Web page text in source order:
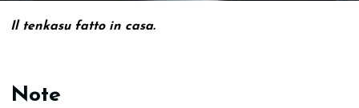
Il tenkasu fatto in casa.
Note